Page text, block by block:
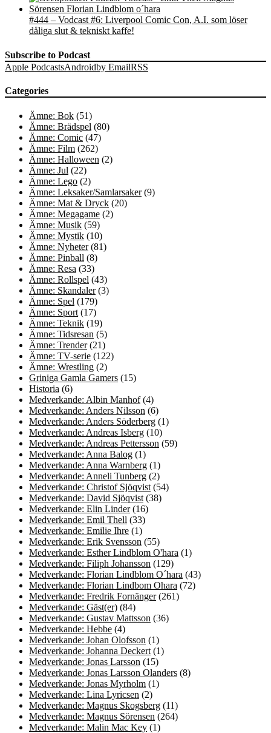
#444 – Vodcast #6: Liverpool Comic Con, A.I. som löser
dåliga slut & tekniskt kaffe!
Subscribe to Podcast
Apple PodcastsAndroidby EmailRSS
Categories
Ämne: Bok (51)
Ämne: Brädspel (80)
Ämne: Comic (47)
Ämne: Film (262)
Ämne: Halloween (2)
Ämne: Jul (22)
Ämne: Lego (2)
Ämne: Leksaker/Samlarsaker(9)
Ämne: Mat & Dryck (20)
Ämne: Megagame (2)
Ämne: Musik (59)
Ämne: Mystik (10)
Ämne: Nyheter(81)
Ämne: Pinball (8)
Ämne: Resa (33)
Ämne: Rollspel (43)
Ämne: Skandaler(3)
Ämne: Spel (179)
Ämne: Sport (17)
Ämne: Teknik (19)
Ämne: Tidsresan (5)
Ämne: Trender(21)
Ämne: TV-serie (122)
Ämne: Wrestling (2)
Griniga Gamla Gamers (15)
Historia (6)
Medverkande: Albin Manhof(4)
Medverkande: Anders Nilsson (6)
Medverkande: Anders Söderberg (1)
Medverkande: Andreas Isberg (10)
Medverkande: Andreas Pettersson (59)
Medverkande: Anna Balog (1)
Medverkande: Anna Warnberg (1)
Medverkande: Anneli Tunberg (2)
Medverkande: Christof Sjöqvist (54)
Medverkande: David Sjöqvist (38)
Medverkande: Elin Linder(16)
Medverkande: Emil Thell (33)
Medverkande: Emilie Ihre (1)
Medverkande: Erik Svensson (55)
Medverkande: Esther Lindblom O'hara (1)
Medverkande: Filiph Johansson (129)
Medverkande: Florian Lindblom O´hara (43)
Medverkande: Florian Lindbom Ohara (72)
Medverkande: Fredrik Fornänger(261)
Medverkande: Gäst(er) (84)
Medverkande: Gustav Mattsson (36)
Medverkande: Hebbe (4)
Medverkande: Johan Olofsson (1)
Medverkande: Johanna Deckert (1)
Medverkande: Jonas Larsson (15)
Medverkande: Jonas Larsson Olanders (8)
Medverkande: Jonas Myrholm (1)
Medverkande: Lina Lyricsen (2)
Medverkande: Magnus Skogsberg (11)
Medverkande: Magnus Sörensen (264)
Medverkande: Malin Mac Key (1)